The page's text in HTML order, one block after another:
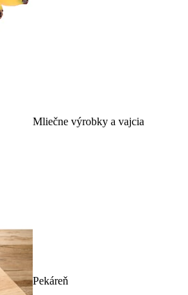
Mliečne výrobky a vajcia
Pekáreň